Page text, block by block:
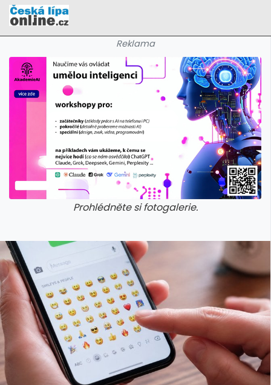
Reklama
Prohlédněte si fotogalerie.